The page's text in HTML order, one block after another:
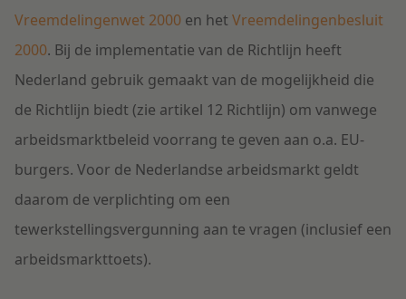
Vreemdelingenwet 2000 en het Vreemdelingenbesluit
2000. Bij de implementatie van de Richtlijn heeft
Nederland gebruik gemaakt van de mogelijkheid die
de Richtlijn biedt (zie artikel 12 Richtlijn) om vanwege
arbeidsmarktbeleid voorrang te geven aan o.a. EU-
burgers. Voor de Nederlandse arbeidsmarkt geldt
daarom de verplichting om een
tewerkstellingsvergunning aan te vragen (inclusief een
arbeidsmarkttoets).